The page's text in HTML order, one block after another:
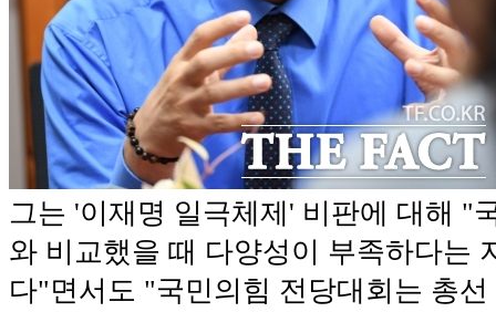
그는 '이재명 일극체제' 비판에 대해 "
와 비교했을 때 다양성이 부족하다는
다"면서도 "국민의힘 전당대회는 총